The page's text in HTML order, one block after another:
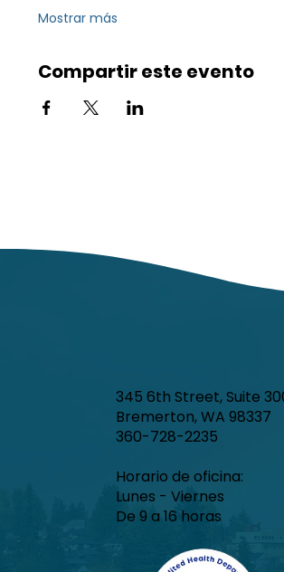
Mostrar más
Compartir este evento
345 6th Street, Suite
Bremerton, WA 98337
360-728-2235
Horario de oficina:
Lunes - Viernes
De 9 a 16 horas